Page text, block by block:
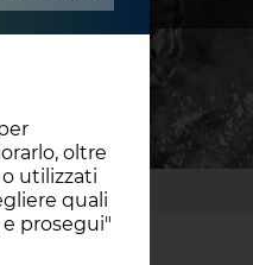
oltre
utilizzati
quali
prosegui"